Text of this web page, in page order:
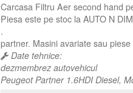
Carcasa Filtru Aer second hand
Piesa este pe stoc la AUTO N
.
partner. Masini avariate sau
Date tehnice:
dezmembrez autovehicul
Peugeot Partner 1.6HDI Diesel,